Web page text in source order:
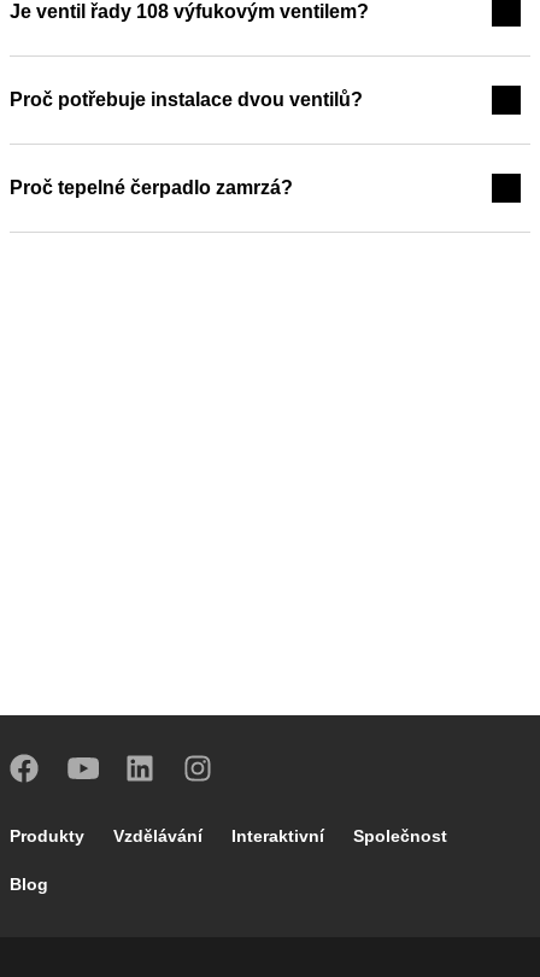
Je ventil řady 108 výfukovým ventilem?
Proč potřebuje instalace dvou ventilů?
Proč tepelné čerpadlo zamrzá?
Footer main navigation
Produkty Vzdělávání Interaktivní Společnost
Blog